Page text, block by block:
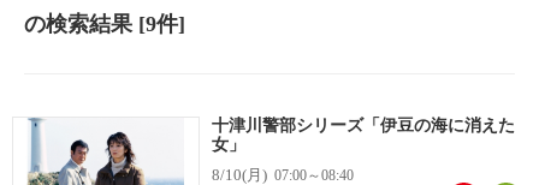
の検索結果[9件]
十津川警部シリーズ「伊豆の海に消えた
女」
8/10(月) 07:00～08:40